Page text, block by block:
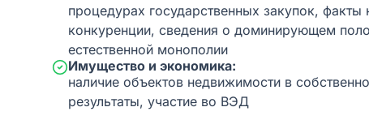
процедурах государственных закупок, факты
конкуренции, сведения о доминирующем
естественной монополии
Имущество и экономика:
наличие объектов недвижимости в
результаты, участие во ВЭД